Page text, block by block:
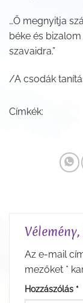
…Ő megnyitja
béke és
szavaidra.”
/A csodák
Címkék:
Az e-mail
mezőket *
Hozzászólás *